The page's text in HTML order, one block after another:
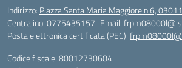
Indirizzo: Piazza Santa Maria Maggiore n.6,
Centralino:0775435157 Email:
Posta elettronica certificata (PEC):
Codice fiscale: 80012730604